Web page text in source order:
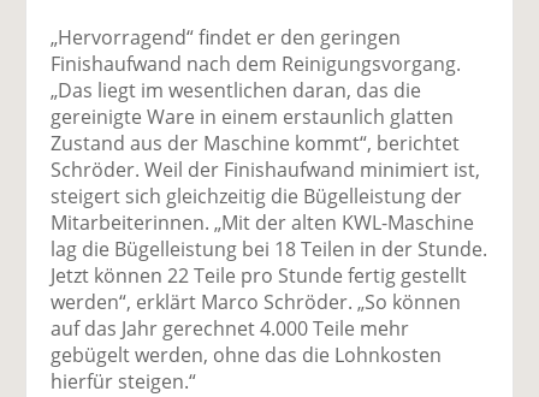
„Hervorragend“ findet er den geringen
Finishaufwand nach dem Reinigungsvorgang.
„Das liegt im wesentlichen daran, das die
gereinigte Ware in einem erstaunlich glatten
Zustand aus der Maschine kommt“, berichtet
Schröder. Weil der Finishaufwand minimiert ist,
steigert sich gleichzeitig die Bügelleistung der
Mitarbeiterinnen. „Mit der alten KWL-Maschine
lag die Bügelleistung bei 18 Teilen in der Stunde.
Jetzt können 22 Teile pro Stunde fertig gestellt
werden“, erklärt Marco Schröder. „So können
auf das Jahr gerechnet 4.000 Teile mehr
gebügelt werden, ohne das die Lohnkosten
hierfür steigen.“